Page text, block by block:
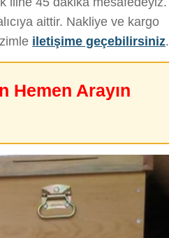
aittir. Nakliye ve kargo
iletişime geçebilirsiniz.
Hemen Arayın